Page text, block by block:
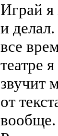
Играй
и
все
театре
звучит
от
вообще.